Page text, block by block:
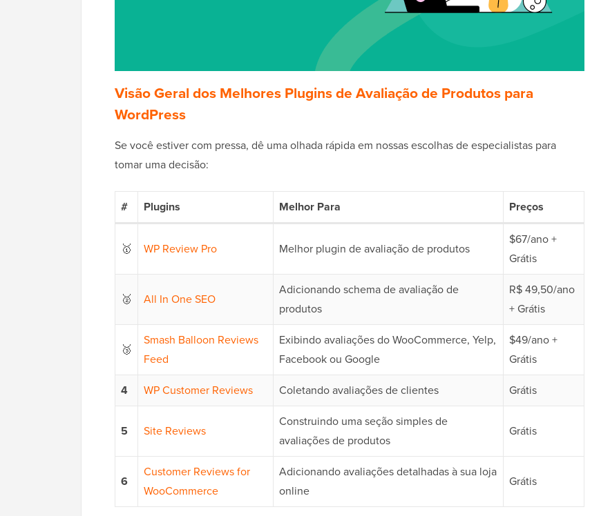
Visão Geral dos Melhores Plugins de Avaliação de Produtos para
WordPress
Se você estiver com pressa, dê uma olhada rápida em nossas escolhas de especialistas para
tomar uma decisão:
# Plugins Melhor Para Preços
🥇 WP Review Pro Melhor plugin de avaliação de produtos
$67/ano +
Grátis
🥈 All In One SEO
Adicionando schema de avaliação de
produtos
R$ 49,50/ano
+ Grátis
🥉
Smash Balloon Reviews
Feed
Exibindo avaliações do WooCommerce, Yelp,
Facebook ou Google
$49/ano +
Grátis
4
WP Customer Reviews Coletando avaliações de clientes Grátis
5 Site Reviews
Construindo uma seção simples de
avaliações de produtos
Grátis
6
Customer Reviews for
WooCommerce
Adicionando avaliações detalhadas à sua loja
online
Grátis